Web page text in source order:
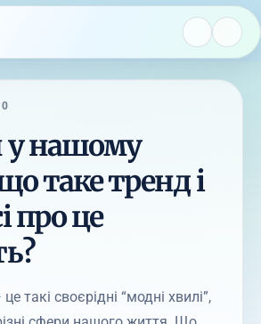
у нашому
таке тренд і
про це
такі своєрідні “модні хвилі”,